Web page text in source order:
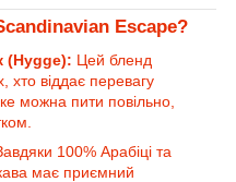
Escape?
(Hygge): Цей бленд
хто віддає перевагу
можна пити повільно,
100% Арабіці та
має приємний